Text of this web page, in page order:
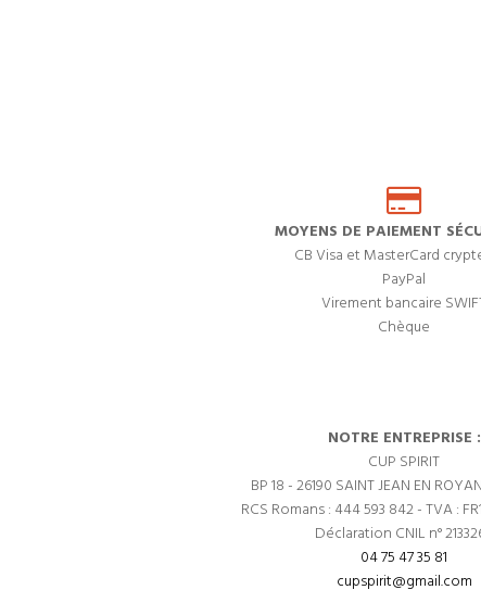
MOYENS DE PAIEMENT
CB Visa et MasterCard
PayPal
Virement bancaire
Chèque
NOTRE ENTREPRISE :
CUP SPIRIT
BP 18 - 26190 SAINT JEAN EN
RCS Romans : 444 593 842 - TVA :
Déclaration CNIL n°
04 75 47 35 81
cupspirit@gmail.com